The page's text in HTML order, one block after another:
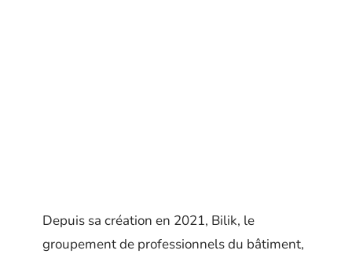
Depuis sa création en 2021, Bilik, le
groupement de professionnels du bâtiment,